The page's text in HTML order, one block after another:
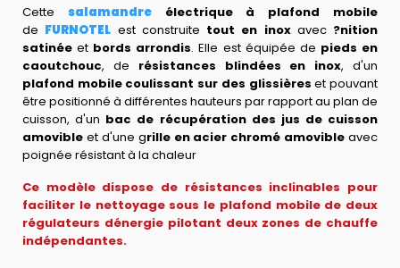
Cette salamandreélectrique à plafond mobile
de FURNOTEL est construite tout en inoxavec ?nition
satinée et bords arrondis. Elle est équipée de pieds en
caoutchouc, de résistances blindées en inox, d'un
plafond mobile coulissant sur des glissières et pouvant
être positionné à différentes hauteurs par rapport au plan de
cuisson, d'un bac de récupération des jus de cuisson
amovible et d'une grille en acier chromé amovible avec
poignée résistant à la chaleur
Ce modèle dispose de résistances inclinables pour
faciliter le nettoyage sous le plafond mobile de deux
régulateurs dénergie pilotant deux zones de chauffe
indépendantes.